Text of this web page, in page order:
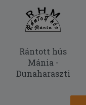
Rántott hús
Mánia -
Dunaharaszti